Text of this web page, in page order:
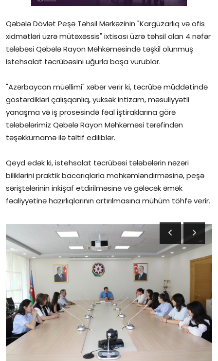
Reportaj
Pedaqogika
Qəzetin PDF arxivi
İctimai şura
Dünya
Qəbələ Dövlət Peşə Təhsil Mərkəzinin "Kargüzarlıq və ofis
xidmətləri üzrə mütəxəssis" ixtisası üzrə təhsil alan 4 nəfər
tələbəsi Qəbələ Rayon Məhkəməsində təşkil olunmuş
istehsalat təcrübəsini uğurla başa vurublar.
"Azərbaycan müəllimi" xəbər verir ki, təcrübə müddətində
göstərdikləri çalışqanlıq, yüksək intizam, məsuliyyətli
yanaşma və iş prosesində fəal iştiraklarına görə
tələbələrimiz Qəbələ Rayon Məhkəməsi tərəfindən
təşəkkürnamə ilə təltif ediliblər.
Qeyd edək ki, istehsalat təcrübəsi tələbələrin nəzəri
biliklərini praktik bacarıqlarla möhkəmləndirməsinə, peşə
səriştələrinin inkişaf etdirilməsinə və gələcək əmək
fəaliyyətinə hazırlıqlarının artırılmasına mühüm töhfə verir.